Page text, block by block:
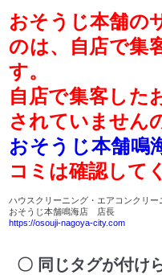
おそうじ本舗の
のは、自店で集
す。
自店で集客した
されていません
おそうじ本舗鳴
コミは確認して
ハウスクリーニング・エアコンクリー
おそうじ本舗鳴海店 店長
https://osouji-nagoya-city.com
同じタグが付け